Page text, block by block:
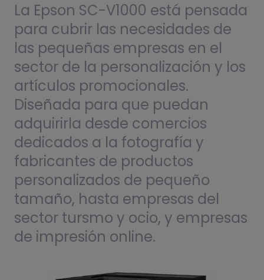
La Epson SC-V1000 está pensada
para cubrir las necesidades de
las pequeñas empresas en el
sector de la personalización y los
artículos promocionales.
Diseñada para que puedan
adquirirla desde comercios
dedicados a la fotografía y
fabricantes de productos
personalizados de pequeño
tamaño, hasta empresas del
sector tursmo y ocio, y empresas
de impresión online.